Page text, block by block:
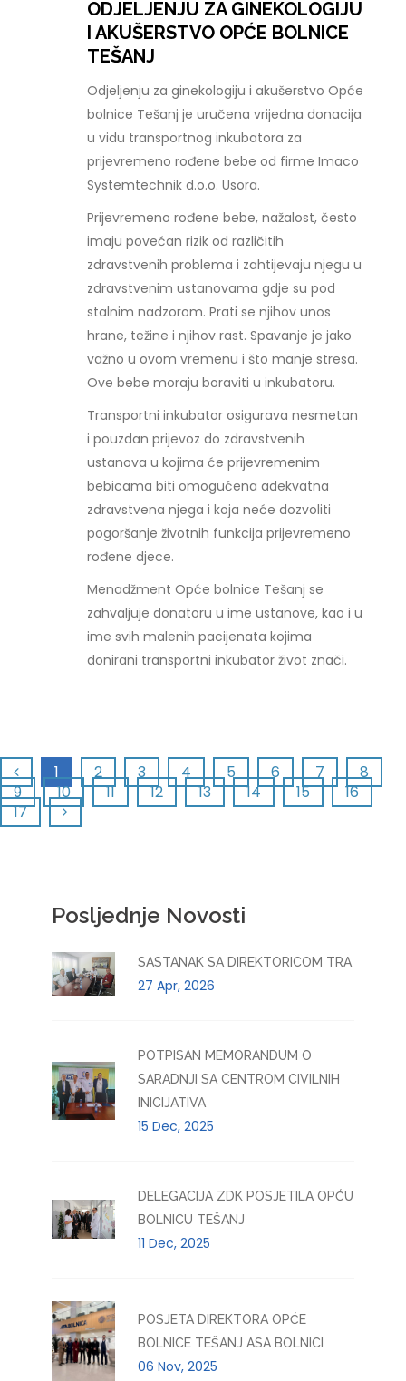
ODJELJENJU ZA GINEKOLOGIJU
I AKUŠERSTVO OPĆE BOLNICE
TEŠANJ
Odjeljenju za ginekologiju i akušerstvo Opće
bolnice Tešanj je uručena vrijedna donacija
u vidu transportnog inkubatora za
prijevremeno rođene bebe od firme Imaco
Systemtechnik d.o.o. Usora.
Prijevremeno rođene bebe, nažalost, često
imaju povećan rizik od različitih
zdravstvenih problema i zahtijevaju njegu u
zdravstvenim ustanovama gdje su pod
stalnim nadzorom. Prati se njihov unos
hrane, težine i njihov rast. Spavanje je jako
važno u ovom vremenu i što manje stresa.
Ove bebe moraju boraviti u inkubatoru.
Transportni inkubator osigurava nesmetan
i pouzdan prijevoz do zdravstvenih
ustanova u kojima će prijevremenim
bebicama biti omogućena adekvatna
zdravstvena njega i koja neće dozvoliti
pogoršanje životnih funkcija prijevremeno
rođene djece.
Menadžment Opće bolnice Tešanj se
zahvaljuje donatoru u ime ustanove, kao i u
ime svih malenih pacijenata kojima
donirani transportni inkubator život znači.
1 2 3 4 5 6 7
8
9
10 11 12 13 14 15
16
17
Posljednje Novosti
SASTANAK SA DIREKTORICOM TRA
27 Apr, 2026
POTPISAN MEMORANDUM O
SARADNJI SA CENTROM CIVILNIH
INICIJATIVA
15 Dec, 2025
DELEGACIJA ZDK POSJETILA OPĆU
BOLNICU TEŠANJ
11 Dec, 2025
POSJETA DIREKTORA OPĆE
BOLNICE TEŠANJ ASA BOLNICI
06 Nov, 2025